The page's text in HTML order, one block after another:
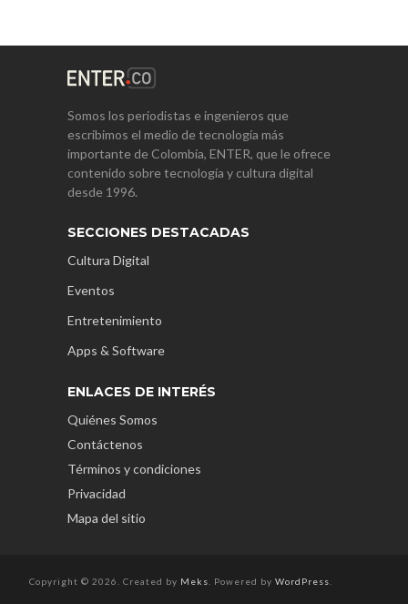
Somos los periodistas e ingenieros que
escribimos el medio de tecnología más
importante de Colombia, ENTER, que le ofrece
contenido sobre tecnología y cultura digital
desde 1996.
SECCIONES DESTACADAS
Cultura Digital
Eventos
Entretenimiento
Apps & Software
ENLACES DE INTERÉS
Quiénes Somos
Contáctenos
Términos y condiciones
Privacidad
Mapa del sitio
Copyright © 2026. Created by Meks . Powered by WordPress